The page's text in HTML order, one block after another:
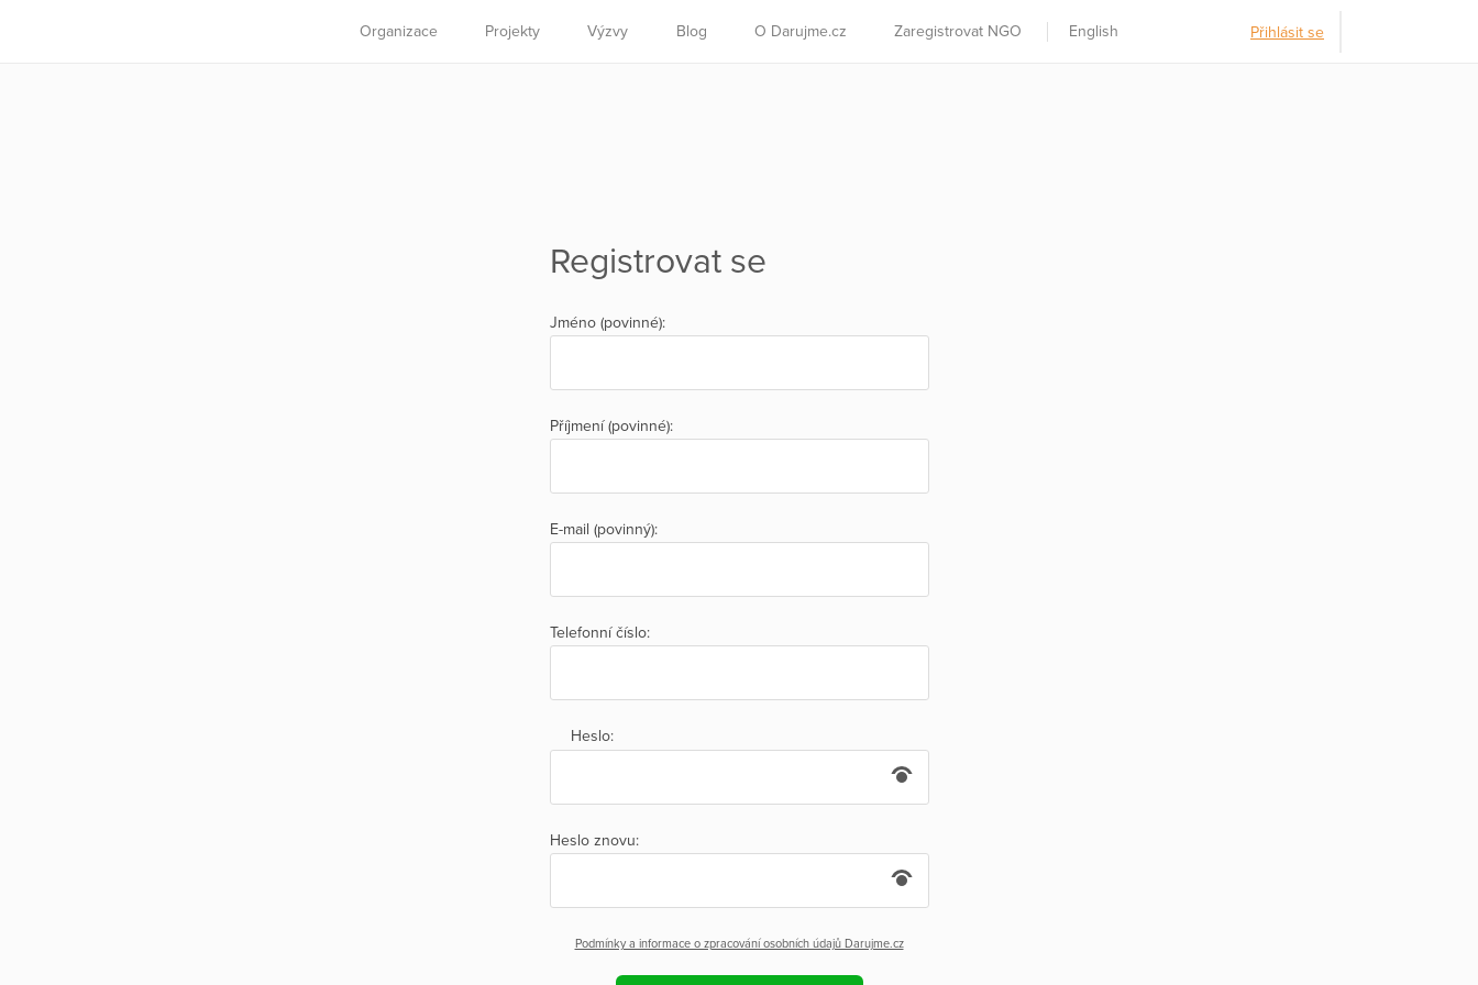
Organizace Projekty Výzvy Blog O Darujme.cz Zaregistrovat NGO English Přihlásit se
Registrovat se
Jméno (povinné):
Příjmení (povinné):
E-mail (povinný):
Telefonní číslo:
Heslo:
Heslo znovu:
Podmínky a informace o zpracování osobních údajů Darujme.cz